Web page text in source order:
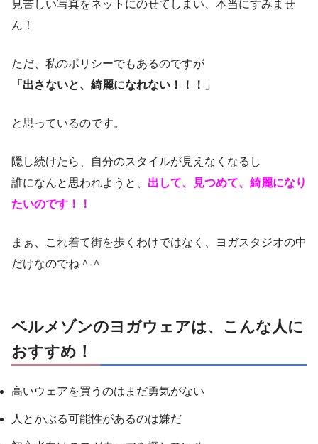
見苦しい写真をネットにのせてしまい、本当にすみませ
ん！
ただ、私のポリシーでもあるのですが
「出さないと、綺麗になれない！！！」
と思っているのです。
隠し続けたら、自分のスタイルが見えなくなるし
誰になんと思われようと、 出して、見つめて、綺麗になり
たいのです！！
まぁ、これ着て街を歩くわけではなく、ヨガスタジオの中
だけなのでね＾＾
ベルメゾンのヨガウェアは、こんな人に
おすすめ！
高いウェアを買うのはまだ勇気がない
人とかぶる可能性があるのは嫌だ